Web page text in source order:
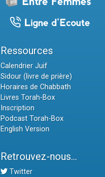
Ressources
Calendrier Juif
Sidour (livre de prière)
Horaires de Chabbath
Livres Torah-Box
Inscription
Podcast Torah-Box
English Version
Retrouvez-nous...
Twitter